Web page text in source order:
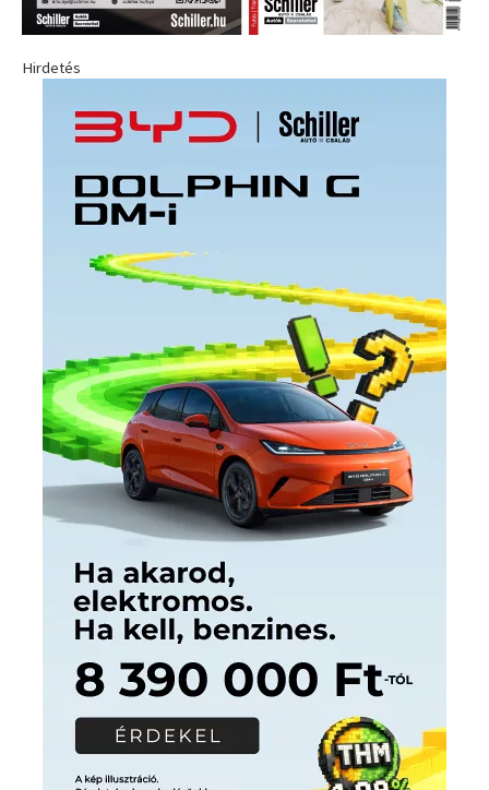
Hirdetés